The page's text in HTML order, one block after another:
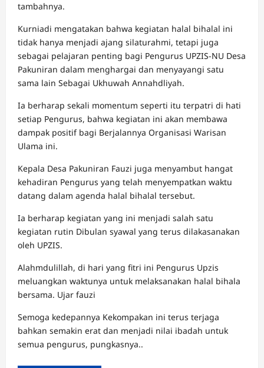
tambahnya.
Kurniadi mengatakan bahwa kegiatan halal bihalal ini
tidak hanya menjadi ajang silaturahmi, tetapi juga
sebagai pelajaran penting bagi Pengurus UPZIS-NU Desa
Pakuniran dalam menghargai dan menyayangi satu
sama lain Sebagai Ukhuwah Annahdliyah.
Ia berharap sekali momentum seperti itu terpatri di hati
setiap Pengurus, bahwa kegiatan ini akan membawa
dampak positif bagi Berjalannya Organisasi Warisan
Ulama ini.
Kepala Desa Pakuniran Fauzi juga menyambut hangat
kehadiran Pengurus yang telah menyempatkan waktu
datang dalam agenda halal bihalal tersebut.
Ia berharap kegiatan yang ini menjadi salah satu
kegiatan rutin Dibulan syawal yang terus dilakasanakan
oleh UPZIS.
Alahmdulillah, di hari yang fitri ini Pengurus Upzis
meluangkan waktunya untuk melaksanakan halal bihala
bersama. Ujar fauzi
Semoga kedepannya Kekompakan ini terus terjaga
bahkan semakin erat dan menjadi nilai ibadah untuk
semua pengurus, pungkasnya..